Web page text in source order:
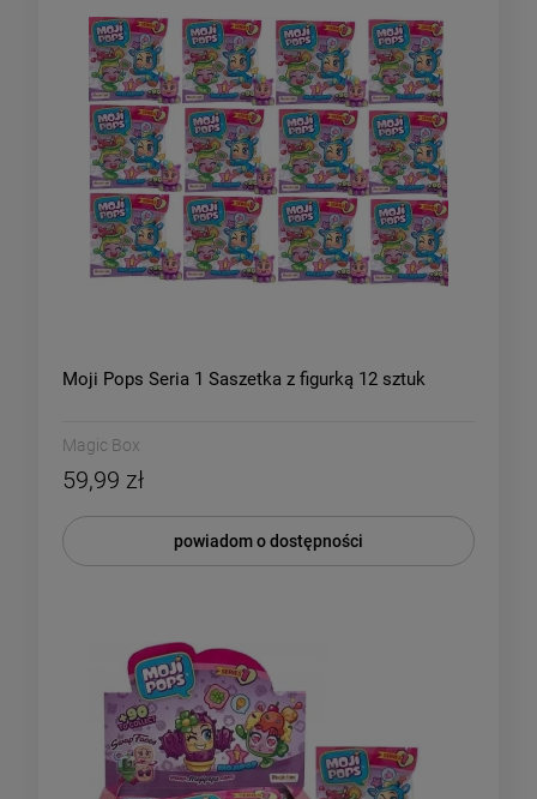
Moji Pops Seria 1 Saszetka z figurką 12 sztuk
Magic Box
59,99 zł
powiadom o dostępności